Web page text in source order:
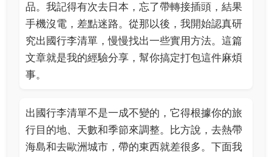
品。我記得有次去日本，忘了帶轉接插頭，結果
手機沒電，差點迷路。從那以後，我開始認真研
究出國行李清單，慢慢找出一些實用方法。這篇
文章就是我的經驗分享，幫你搞定打包這件麻煩
事。
出國行李清單不是一成不變的，它得根據你的旅
行目的地、天數和季節來調整。比方說，去熱帶
海島和去歐洲城市，帶的東西就差很多。下面我